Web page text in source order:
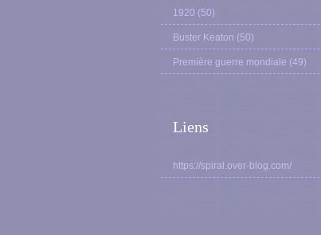
1920 (50)
Buster Keaton (50)
Première guerre mondiale (49)
Liens
https://spiral.over-blog.com/